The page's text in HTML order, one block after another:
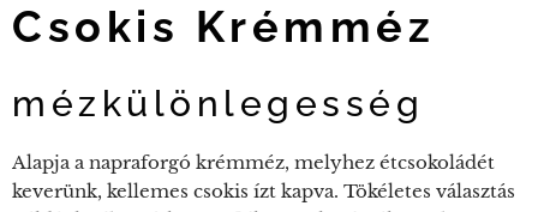
Csokis Krémméz
mézkülönlegesség
Alapja a napraforgó krémméz, melyhez étcsokoládét
keverünk, kellemes csokis ízt kapva. Tökéletes választás